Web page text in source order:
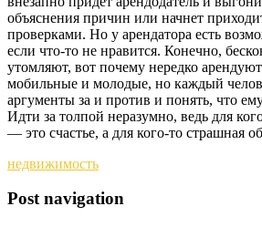
объяснения причин или начнет
проверками. Но у арендатора есть
если что-то не нравится. Конечно,
утомляют, вот почему нередко
мобильные и молодые, но каждый
аргументы за и против и понять, что
Идти за толпой неразумно, ведь для
— это счастье, а для кого-то страшная
недвижимость
Post navigation